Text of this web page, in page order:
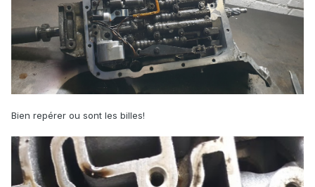
Bien repérer ou sont les billes!